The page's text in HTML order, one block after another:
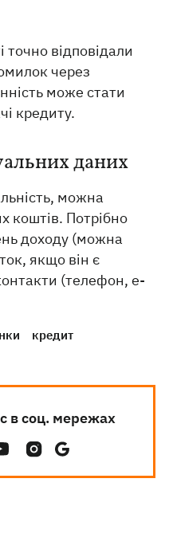
точно відповідали
через
може стати
кредиту.
даних
можна
коштів. Потрібно
доходу (можна
якщо він є
(телефон, е-
кредит
в соц. мережах